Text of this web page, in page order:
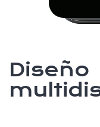
Diseño